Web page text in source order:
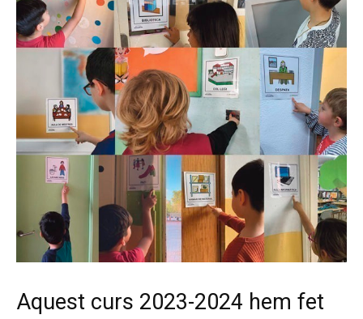
Aquest curs 2023-2024 hem fet